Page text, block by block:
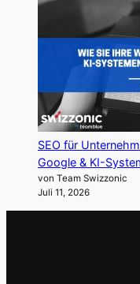
SEO für
Google & KI-
von Team Swizzonic
Juli 11, 2026